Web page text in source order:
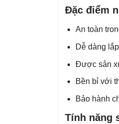
Đặc điểm
An toàn
Dễ dàng
Được sản
Bền bỉ với
Bảo hành
Tính năng